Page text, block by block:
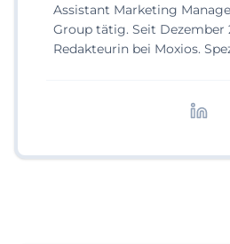
Assistant Marketing
Group tätig. Seit Dezember
Redakteurin bei Moxios.